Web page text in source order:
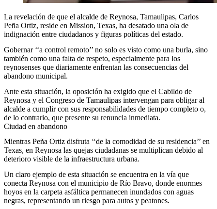
La revelación de que el alcalde de Reynosa, Tamaulipas, Carlos
Peña Ortiz, reside en Mission, Texas, ha desatado una ola de
indignación entre ciudadanos y figuras políticas del estado.
Gobernar ‘‘a control remoto’’ no solo es visto como una burla, sino
también como una falta de respeto, especialmente para los
reynosenses que diariamente enfrentan las consecuencias del
abandono municipal.
Ante esta situación, la oposición ha exigido que el Cabildo de
Reynosa y el Congreso de Tamaulipas intervengan para obligar al
alcalde a cumplir con sus responsabilidades de tiempo completo o,
de lo contrario, que presente su renuncia inmediata.
Ciudad en abandono
Mientras Peña Ortiz disfruta ‘‘de la comodidad de su residencia’’ en
Texas, en Reynosa las quejas ciudadanas se multiplican debido al
deterioro visible de la infraestructura urbana.
Un claro ejemplo de esta situación se encuentra en la vía que
conecta Reynosa con el municipio de Río Bravo, donde enormes
hoyos en la carpeta asfáltica permanecen inundados con aguas
negras, representando un riesgo para autos y peatones.